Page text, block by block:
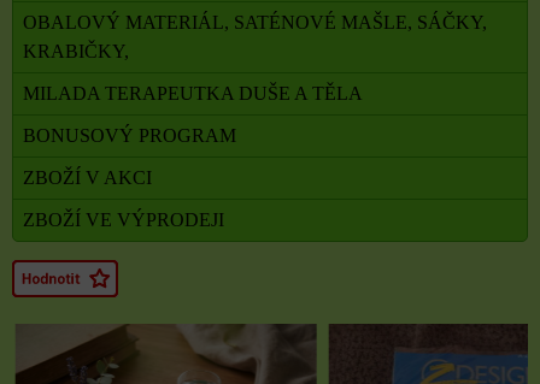
OBALOVÝ MATERIÁL, SATÉNOVÉ MAŠLE, SÁČKY,
KRABIČKY,
MILADA TERAPEUTKA DUŠE A TĚLA
BONUSOVÝ PROGRAM
ZBOŽÍ V AKCI
ZBOŽÍ VE VÝPRODEJI